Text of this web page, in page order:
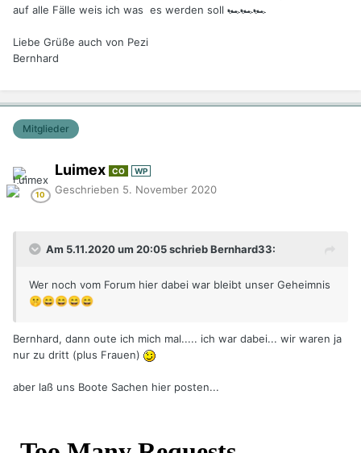
auf alle Fälle weis ich was es werden soll 🏎🏎🏎
Liebe Grüße auch von Pezi
Bernhard
Mitglieder
Luimex CO WP
Geschrieben 5. November 2020
Am 5.11.2020 um 20:05 schrieb Bernhard33:
Wer noch vom Forum hier dabei war bleibt unser Geheimnis
🤫😄😄😄😄
Bernhard, dann oute ich mich mal..... ich war dabei... wir waren ja
nur zu dritt (plus Frauen)
aber laß uns Boote Sachen hier posten...